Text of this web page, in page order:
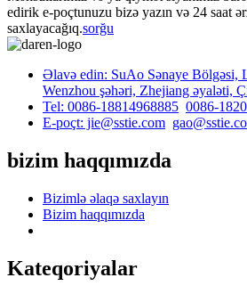
edirik e-poçtunuzu bizə yazın və 24 saat
saxlayacağıq.sorğu
Əlavə edin: SuAo Sənaye Bölgəsi,
Wenzhou şəhəri, Zhejiang əyaləti,
Tel: 0086-18814968885 0086-
E-poçt: jie@sstie.com
bizim haqqımızda
Bizimlə əlaqə saxlayın
Bizim haqqımızda
Kateqoriyalar